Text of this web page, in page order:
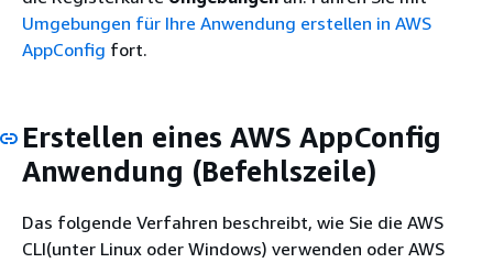
Umgebungen für Ihre Anwendung erstellen in AWS
AppConfig fort.
Erstellen eines AWS AppConfig
Anwendung (Befehlszeile)
Das folgende Verfahren beschreibt, wie Sie die AWS
CLI(unter Linux oder Windows) verwenden oder AWS